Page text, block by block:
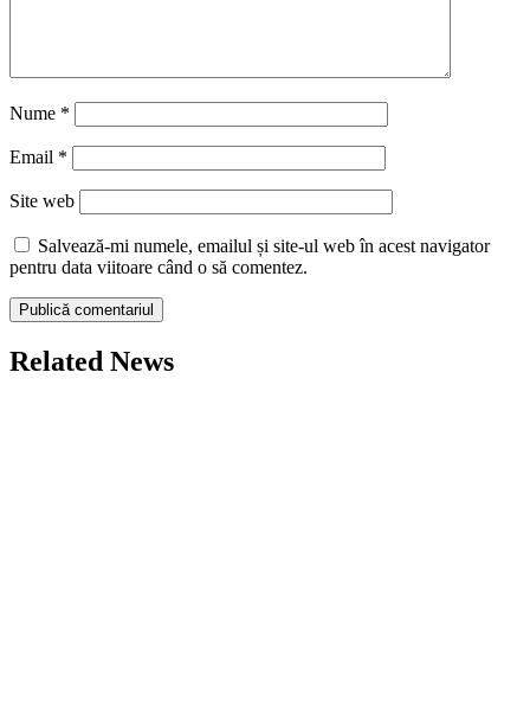
Nume *
Email *
Site web
Salvează-mi numele, emailul și site-ul web în acest navigator
pentru data viitoare când o să comentez.
Related News